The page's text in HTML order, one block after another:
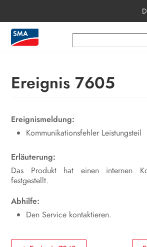
Ereignis 7605
Ereignismeldung:
Kommunikationsfehler Leistungsteil
Erläuterung:
Das Produkt hat einen internen
festgestellt.
Abhilfe:
Den Service kontaktieren.
Hinweise zu diesem
Lieferumfang
Lieferumfang Stele
Produktübersicht
Montage
Elektrischer Anschluss
Bedienung
Produkt spannungsfrei